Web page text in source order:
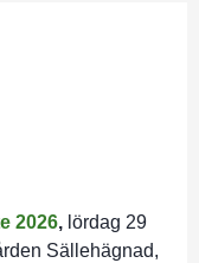
2026, lördag 29
Sällehägnad,